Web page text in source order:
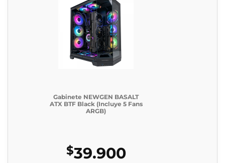
Gabinete NEWGEN BASALT
ATX BTF Black (Incluye 5 Fans
ARGB)
$39.900